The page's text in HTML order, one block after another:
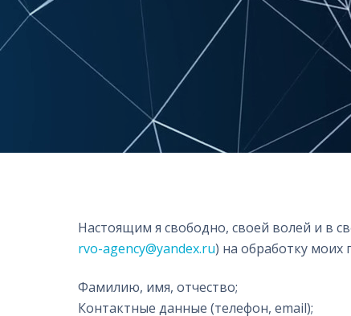
Настоящим я свободно, своей волей и в
rvo-agency@yandex.ru) на обработку моих
Фамилию, имя, отчество;
Контактные данные (телефон, email);